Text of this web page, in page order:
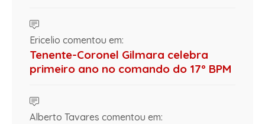
Ericelio comentou em:
Tenente-Coronel Gilmara celebra
primeiro ano no comando do 17º BPM
Alberto Tavares comentou em: